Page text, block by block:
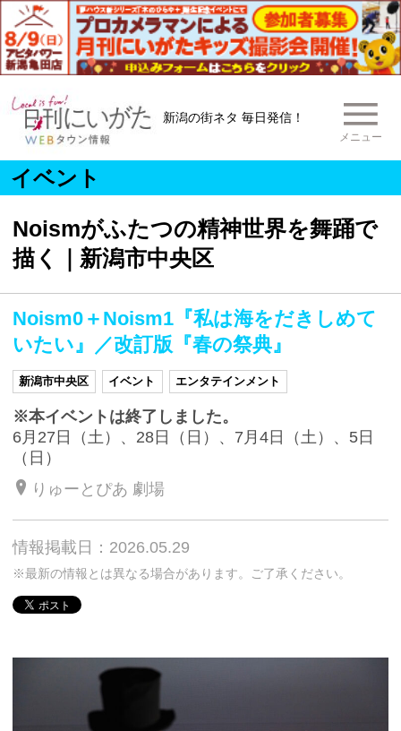
新潟の街ネタ 毎日発信！
メニュー
イベント
Noismがふたつの精神世界を舞踊で
描く｜新潟市中央区
Noism0＋Noism1『私は海をだきしめて
いたい』／改訂版『春の祭典』
新潟市中央区 イベント エンタテインメント
※本イベントは終了しました。
6月27日（土）、28日（日）、7月4日（土）、5日
（日）
りゅーとぴあ 劇場
情報掲載日：2026.05.29
※最新の情報とは異なる場合があります。ご了承ください。